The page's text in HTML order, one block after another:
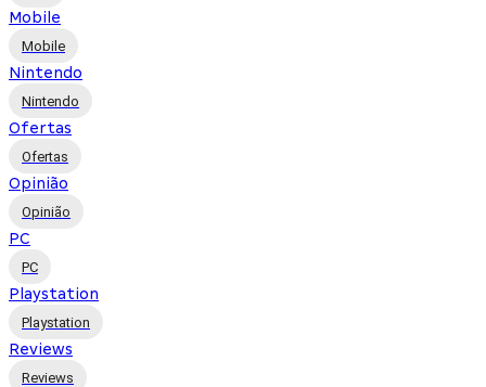
Mobile
Mobile
Nintendo
Nintendo
Ofertas
Ofertas
Opinião
Opinião
PC
PC
Playstation
Playstation
Reviews
Reviews